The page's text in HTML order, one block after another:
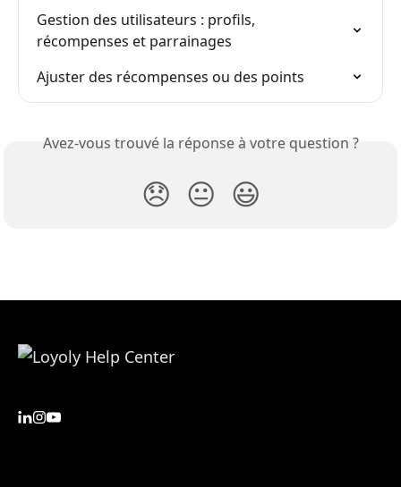
Gestion des utilisateurs : profils,
récompenses et parrainages
Ajuster des récompenses ou des points
Avez-vous trouvé la réponse à votre question ?
😞 😐 😃